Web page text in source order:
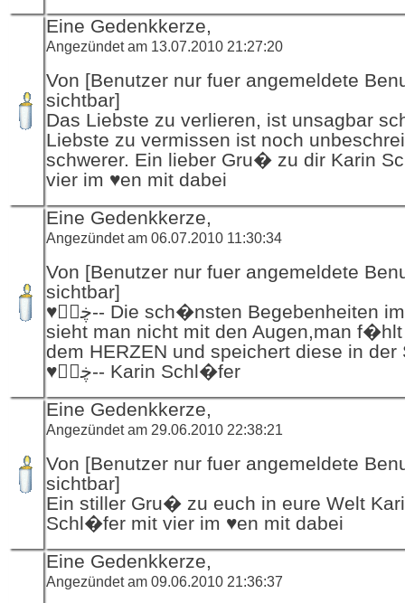
Eine Gedenkkerze,
Angezündet am 13.07.2010 21:27:20
Von [Benutzer nur fuer angemeldete
sichtbar]
Das Liebste zu verlieren, ist unsagbar
Liebste zu vermissen ist noch
schwerer. Ein lieber Gru� zu dir Karin
vier im ♥en mit dabei
Eine Gedenkkerze,
Angezündet am 06.07.2010 11:30:34
Von [Benutzer nur fuer angemeldete
sichtbar]
♥ڿڰۣ-- Die sch�nsten Begebenheiten im Leben
sieht man nicht mit den Augen,man
dem HERZEN und speichert diese in der
♥ڿڰۣ-- Karin Schl�fer
Eine Gedenkkerze,
Angezündet am 29.06.2010 22:38:21
Von [Benutzer nur fuer angemeldete
sichtbar]
Ein stiller Gru� zu euch in eure Welt
Schl�fer mit vier im ♥en mit dabei
Eine Gedenkkerze,
Angezündet am 09.06.2010 21:36:37